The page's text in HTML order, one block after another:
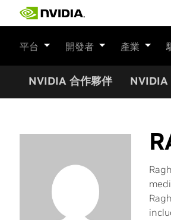
平台 開發者 產業
NVIDIA 合作夥伴 NVIDIA